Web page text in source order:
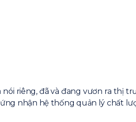
riêng, đã và đang vươn ra thị
nhận hệ thống quản lý chất